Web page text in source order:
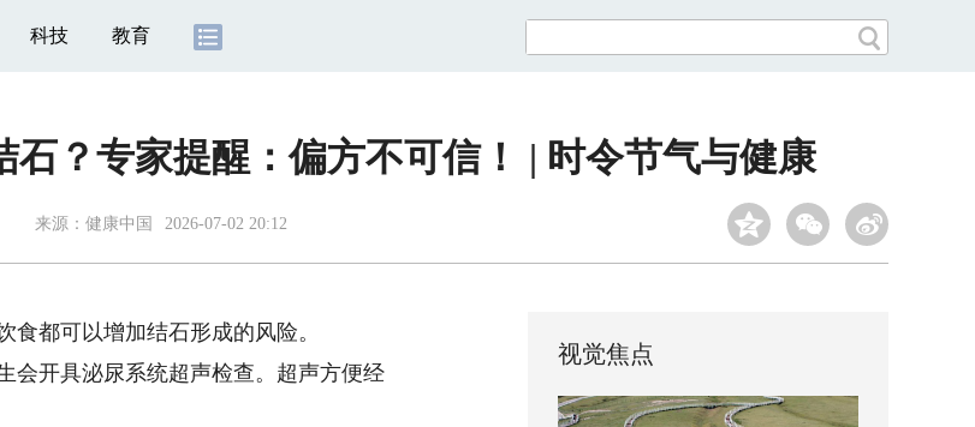
科技 教育
？专家提醒：偏方不可信！ | 时令节气与健康
来源： 健康中国 2026-07-02 20:12
都可以增加结石形成的风险。
开具泌尿系统超声检查。超声方便经
视觉焦点